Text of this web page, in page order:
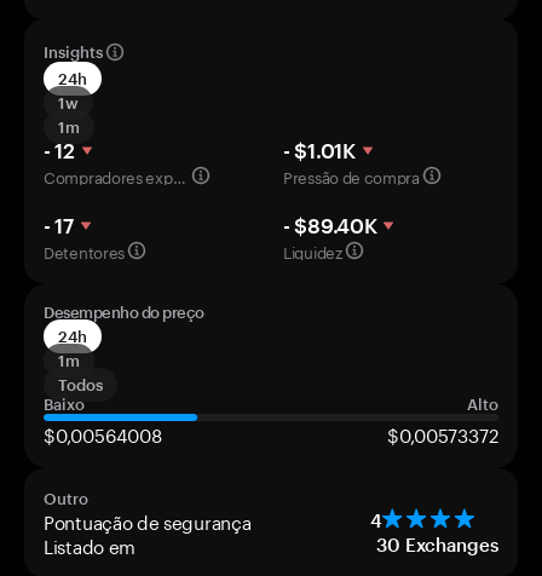
Insights
24h
1w
1m
- 12
Compradores experientes
- $1.01K
Pressão de compra
- 17
Detentores
- $89.40K
Liquidez
Desempenho do preço
24h
1m
Todos
Baixo
Alto
$0,00564008 $0,00573372
Outro
Pontuação de segurança 4
Listado em 30 Exchanges